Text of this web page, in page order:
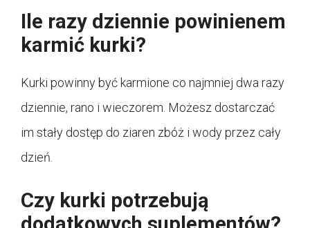
Ile razy dziennie powinienem
karmić kurki?
Kurki powinny być karmione co najmniej dwa razy
dziennie, rano i wieczorem. Możesz dostarczać
im stały dostęp do ziaren zbóż i wody przez cały
dzień.
Czy kurki potrzebują